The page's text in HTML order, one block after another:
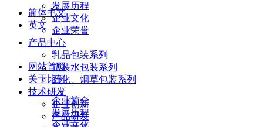
发展历程
企业文化
企业荣誉
产品中心
乳品包装系列
瓶装水包装系列
石化、烟草包装系列
技术研发
企业创新
产品研发
简体中文
英文
网站首页
关于比例
企业简介
发展历程
企业文化